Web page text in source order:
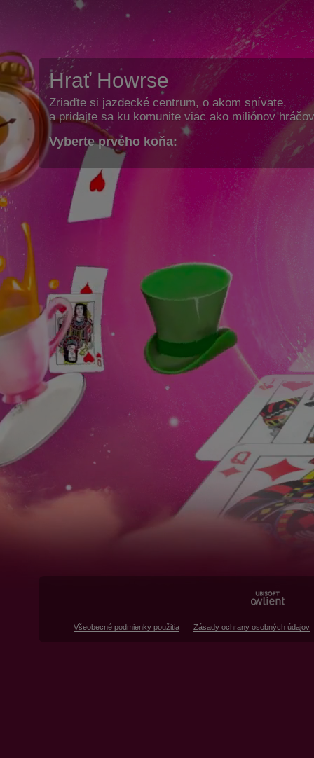
Hrať Howrse
Zriaďte si jazdecké centrum, o akom snívate,
a pridajte sa ku komunite viac ako miliónov
Vyberte prvého koňa:
Všeobecné podmienky použitia Zásady ochrany osobných údajov